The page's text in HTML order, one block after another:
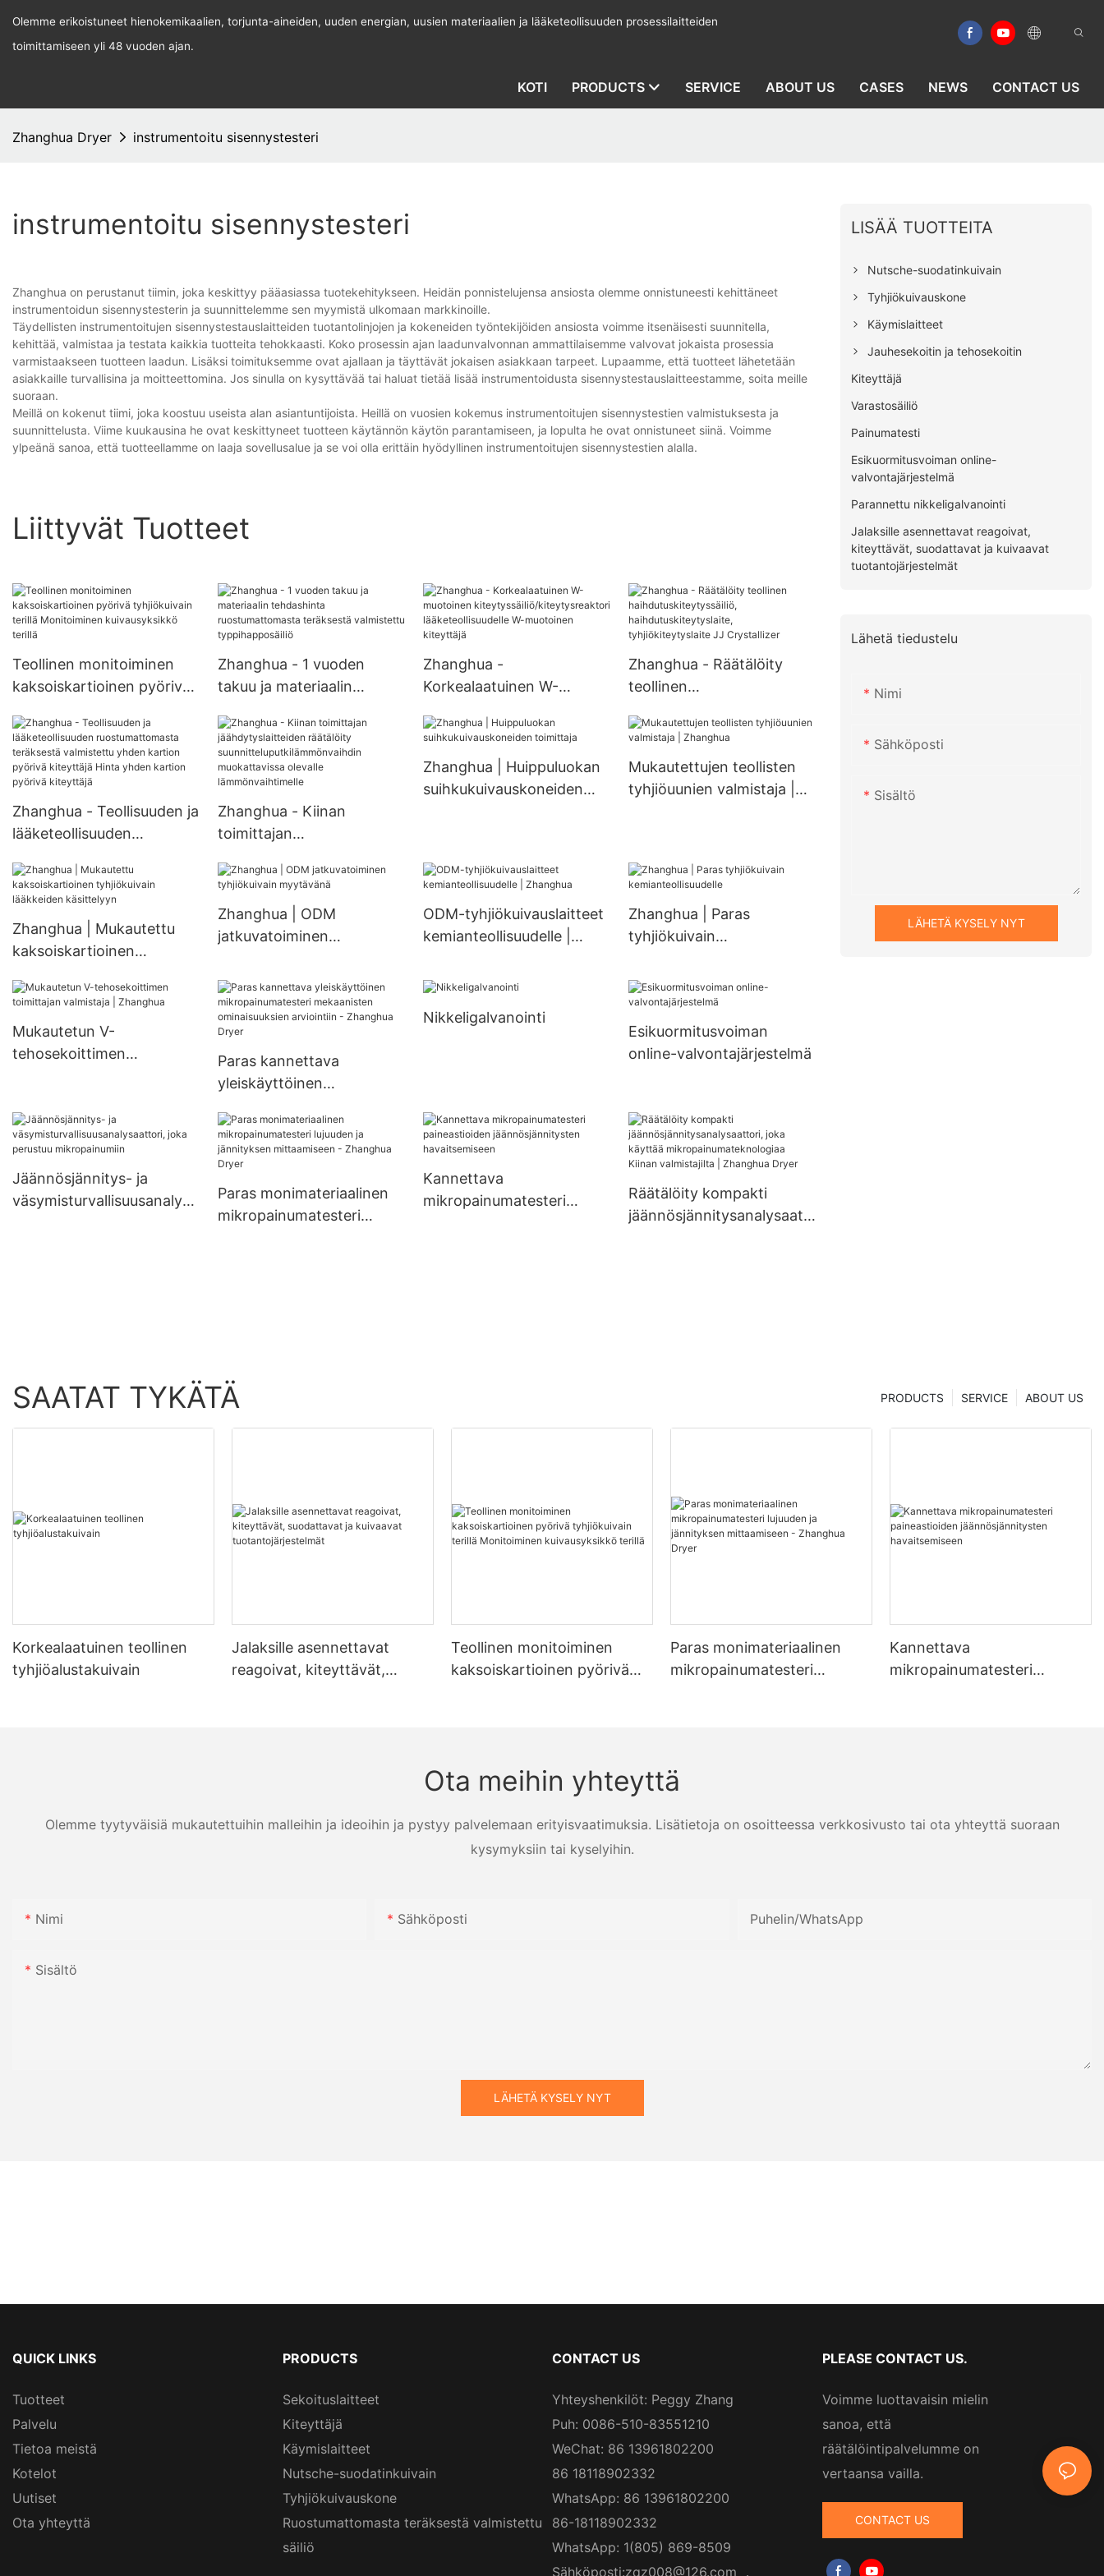
Olemme erikoistuneet hienokemikaalien, torjunta-aineiden, uuden energian, uusien materiaalien ja lääketeollisuuden prosessilaitteiden
toimittamiseen yli 48 vuoden ajan.
KOTI PRODUCTS SERVICE ABOUT US CASES NEWS CONTACT US
Zhanghua Dryer instrumentoitu sisennystesteri
instrumentoitu sisennystesteri
Zhanghua on perustanut tiimin, joka keskittyy pääasiassa tuotekehitykseen. Heidän ponnistelujensa ansiosta olemme onnistuneesti kehittäneet
instrumentoidun sisennystesterin ja suunnittelemme sen myymistä ulkomaan markkinoille.
Täydellisten instrumentoitujen sisennystestauslaitteiden tuotantolinjojen ja kokeneiden työntekijöiden ansiosta voimme itsenäisesti suunnitella,
kehittää, valmistaa ja testata kaikkia tuotteita tehokkaasti. Koko prosessin ajan laadunvalvonnan ammattilaisemme valvovat jokaista prosessia
varmistaakseen tuotteen laadun. Lisäksi toimituksemme ovat ajallaan ja täyttävät jokaisen asiakkaan tarpeet. Lupaamme, että tuotteet lähetetään
asiakkaille turvallisina ja moitteettomina. Jos sinulla on kysyttävää tai haluat tietää lisää instrumentoidusta sisennystestauslaitteestamme, soita meille
suoraan.
Meillä on kokenut tiimi, joka koostuu useista alan asiantuntijoista. Heillä on vuosien kokemus instrumentoitujen sisennystestien valmistuksesta ja
suunnittelusta. Viime kuukausina he ovat keskittyneet tuotteen käytännön käytön parantamiseen, ja lopulta he ovat onnistuneet siinä. Voimme
ylpeänä sanoa, että tuotteellamme on laaja sovellusalue ja se voi olla erittäin hyödyllinen instrumentoitujen sisennystestien alalla.
Liittyvät Tuotteet
Teollinen monitoiminen
kaksoiskartioinen pyörivä
Monitoiminen
kuivausyksikkö terillä
Zhanghua - 1 vuoden
takuu ja materiaalin
ruostumattomasta
teräksestä valmistettu
typpihapposäiliö
Zhanghua -
Korkealaatuinen W-
kiteytyssäiliö/kiteytysreakt
ori lääketeollisuudelle W-
muotoinen kiteyttäjä
Zhanghua - Räätälöity
teollinen
haihdutuskiteytyslaite,
Crystallizer
Zhanghua - Teollisuuden ja
lääketeollisuuden
teräksestä valmistettu
yhden kartion pyörivä
kiteyttäjä Hinta yhden
kartion pyörivä kiteyttäjä
Zhanghua - Kiinan
toimittajan
räätälöity
hdin muokattavissa
olevalle lämmönvaihtimelle
Zhanghua | Huippuluokan
suihkukuivauskoneiden
Mukautettujen teollisten
tyhjiöuunien valmistaja |
Zhanghua | Mukautettu
kaksoiskartioinen
käsittelyyn
Zhanghua | ODM
jatkuvatoiminen
ODM-tyhjiökuivauslaitteet
kemianteollisuudelle |
Zhanghua | Paras
tyhjiökuivain
Mukautetun V-
tehosekoittimen
Paras kannettava
yleiskäyttöinen
mekaanisten
ominaisuuksien arviointiin
- Zhanghua Dryer
Nikkeligalvanointi
Esikuormitusvoiman
online-valvontajärjestelmä
Jäännösjännitys- ja
väsymisturvallisuusanalysa
Paras monimateriaalinen
mikropainumatesteri
Kannettava
mikropainumatesteri
Räätälöity kompakti
jäännösjännitysanalysaatt
LISÄÄ TUOTTEITA
Nutsche-suodatinkuivain
Tyhjiökuivauskone
Käymislaitteet
Jauhesekoitin ja tehosekoitin
Kiteyttäjä
Varastosäiliö
Painumatesti
Esikuormitusvoiman online-
valvontajärjestelmä
Parannettu nikkeligalvanointi
Jalaksille asennettavat reagoivat,
kiteyttävät, suodattavat ja kuivaavat
tuotantojärjestelmät
Lähetä tiedustelu
Nimi
Sähköposti
Sisältö
LÄHETÄ KYSELY NYT
SAATAT TYKÄTÄ ABOUT US
SERVICE
PRODUCTS
Korkealaatuinen teollinen
tyhjiöalustakuivain
Jalaksille asennettavat
reagoivat, kiteyttävät,
Teollinen monitoiminen
kaksoiskartioinen pyörivä
Paras monimateriaalinen
mikropainumatesteri
Kannettava
mikropainumatesteri
Ota meihin yhteyttä
Olemme tyytyväisiä mukautettuihin malleihin ja ideoihin ja pystyy palvelemaan erityisvaatimuksia. Lisätietoja on osoitteessa verkkosivusto tai ota yhteyttä suoraan
kysymyksiin tai kyselyihin.
Nimi Sähköposti Puhelin/WhatsApp
Sisältö
LÄHETÄ KYSELY NYT
QUICK LINKS
Tuotteet
Palvelu
Tietoa meistä
Kotelot
Uutiset
Ota yhteyttä
PRODUCTS
Sekoituslaitteet
Kiteyttäjä
Käymislaitteet
Nutsche-suodatinkuivain
Tyhjiökuivauskone
Ruostumattomasta teräksestä valmistettu
säiliö
CONTACT US
Yhteyshenkilöt: Peggy Zhang
Puh: 0086-510-83551210
WeChat: 86 13961802200
86 18118902332
WhatsApp: 86 13961802200
86-18118902332
WhatsApp: 1(805) 869-8509
Sähköposti:zqz008@126.com ，
PLEASE CONTACT US.
Voimme luottavaisin mielin
sanoa, että
räätälöintipalvelumme on
vertaansa vailla.
CONTACT US